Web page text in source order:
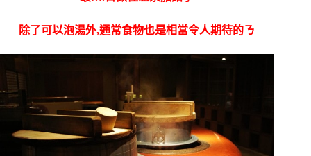
除了可以泡湯外,通常食物也是相當令人期待的ㄋ